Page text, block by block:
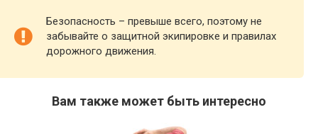
Безопасность – превыше всего, поэтому не
забывайте о защитной экипировке и правилах
дорожного движения.
Вам также может быть интересно